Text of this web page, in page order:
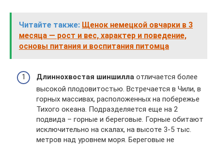
Читайте также: Щенок немецкой овчарки в 3
месяца — рост и вес, характер и поведение,
основы питания и воспитания питомца
Длиннохвостая шиншилла отличается более
высокой плодовитостью. Встречается в Чили, в
горных массивах, расположенных на побережье
Тихого океана. Подразделяется еще на 2
подвида – горные и береговые. Горные обитают
исключительно на скалах, на высоте 3-5 тыс.
метров над уровнем моря. Береговые не